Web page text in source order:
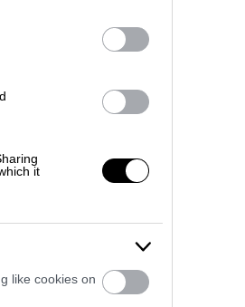
it
like cookies on
uno
L’arte
Cerreto
L’ arte ceramica
tradizionale di
cultura e nella